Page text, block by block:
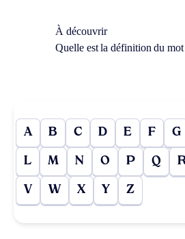
À découvrir
Quelle est la définition du mot
A B C D E F G
L M N O P Q
V W X Y Z